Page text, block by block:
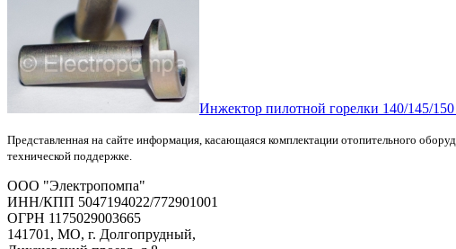
Инжектор пилотной горелки 140/145/150
Представленная на сайте информация, касающаяся комплектации отопительного
технической поддержке.
OOO "Электропомпа"
ИНН/КПП 5047194022/772901001
ОГРН 1175029003665
141701, МО, г. Долгопрудный,